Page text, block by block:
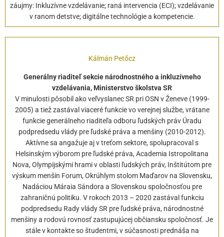
záujmy: Inkluzívne vzdelávanie; raná intervencia (ECI); vzdelávanie
v ranom detstve; digitálne technológie a kompetencie.
Kálmán Petőcz
Generálny riaditeľ sekcie národnostného a inkluzívneho
vzdelávania, Ministerstvo školstva SR
V minulosti pôsobil ako veľvyslanec SR pri OSN v Ženeve (1999-
2005) a tiež zastával viaceré funkcie vo verejnej službe, vrátane
funkcie generálneho riaditeľa odboru ľudských práv Úradu
podpredsedu vlády pre ľudské práva a menšiny (2010-2012).
Aktívne sa angažuje aj v treťom sektore, spolupracoval s
Helsinským výborom pre ľudské práva, Academia Istropolitana
Nova, Olympijskými hrami v oblasti ľudských práv, Inštitútom pre
výskum menšín Forum, Okrúhlym stolom Maďarov na Slovensku,
Nadáciou Máraia Sándora a Slovenskou spoločnosťou pre
zahraničnú politiku. V rokoch 2013 – 2020 zastával funkciu
podpredsedu Rady vlády SR pre ľudské práva, národnostné
menšiny a rodovú rovnosť zastupujúcej občiansku spoločnosť. Je
stále v kontakte so študentmi, v súčasnosti prednáša na